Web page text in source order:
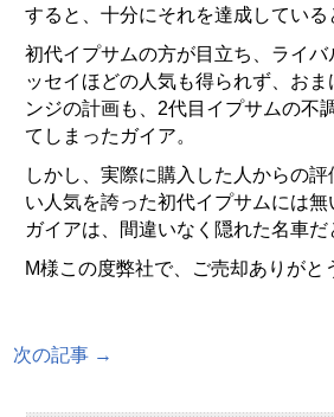
すると、十分にそれを達成している
初代イプサムの方が目立ち、 ライバ
ッセイほどの人気も得られず、 おま
ンジの計画も、 2代目イプサムの不
てしまったガイア。
しかし、実際に購入した人からの
い人気を誇った初代イプサムには
ガイアは 、間違いなく隠れた名車だ
M様この度弊社で、ご売却ありがと
次の記事 →